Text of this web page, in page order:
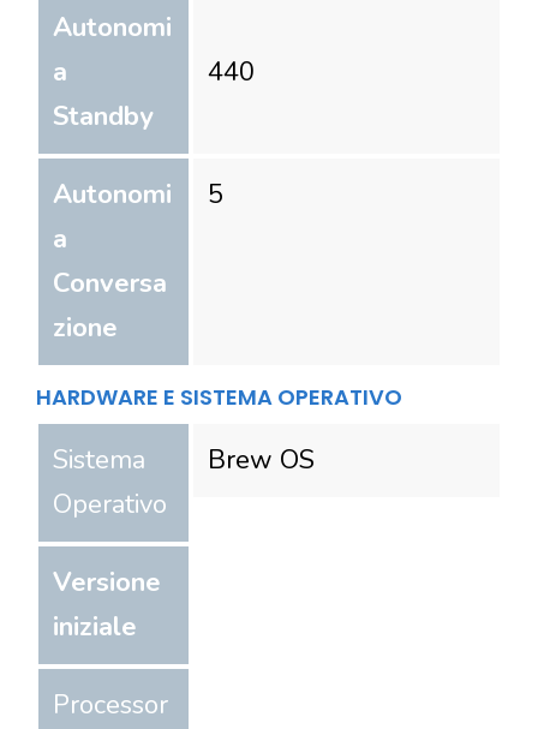
Autonomi
a
Standby
440
Autonomi
a
Conversa
zione
5
HARDWARE E SISTEMA OPERATIVO
Sistema
Operativo
Brew OS
Versione
iniziale
Processor